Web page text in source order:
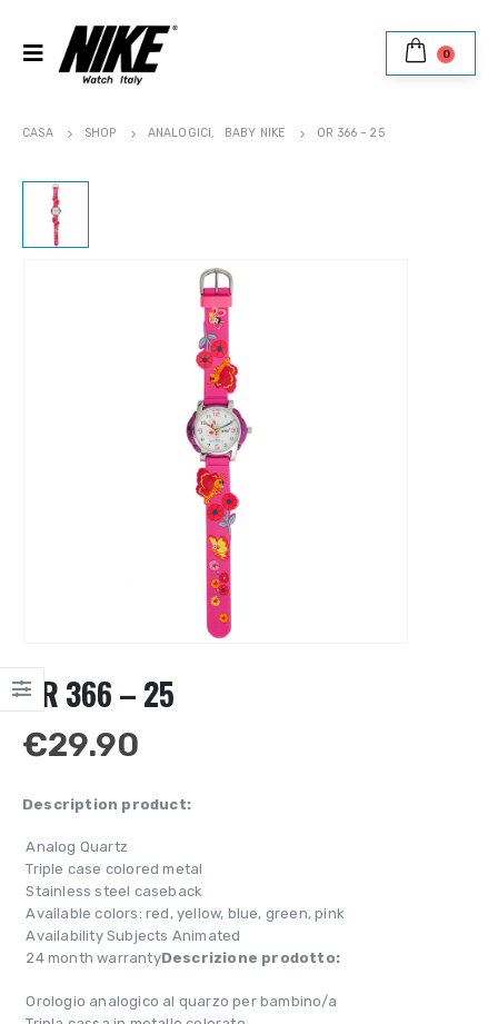
0
CASA SHOP ANALOGICI, BABY NIKE OR 366 – 25
OR 366 – 25
€29.90
Description product:
 Analog Quartz
 Triple case colored metal
 Stainless steel caseback
 Available colors: red, yellow, blue, green, pink
 Availability Subjects Animated
 24 month warrantyDescrizione prodotto:
 Orologio analogico al quarzo per bambino/a